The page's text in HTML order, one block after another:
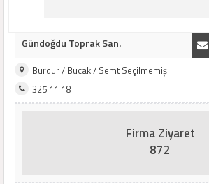
Gündoğdu Toprak San.
Burdur / Bucak / Semt Seçilmemiş
325 11 18
Firma Ziyaret
872